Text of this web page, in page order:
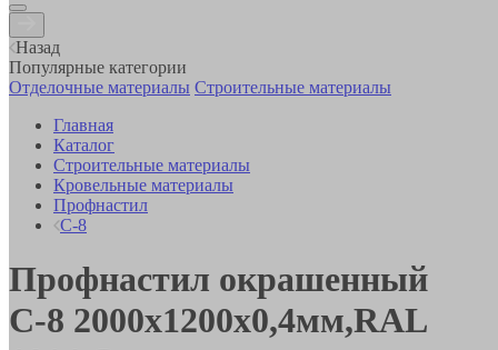
Назад
Популярные категории
Отделочные материалы Строительные материалы
Главная
Каталог
Строительные материалы
Кровельные материалы
Профнастил
С-8
Профнастил окрашенный
С-8 2000х1200х0,4мм,RAL